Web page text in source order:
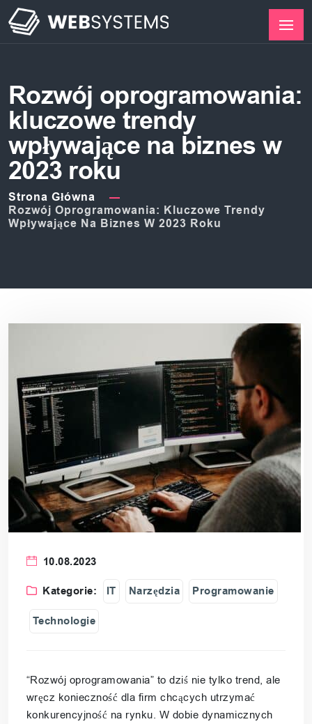
Rozwój oprogramowania:
kluczowe trendy
wpływające na biznes w
2023 roku
Strona Główna
Rozwój Oprogramowania: Kluczowe Trendy
Wpływające Na Biznes W 2023 Roku
10.08.2023
Kategorie:
IT Narzędzia Programowanie
Technologie
“Rozwój oprogramowania” to dziś nie tylko trend, ale
wręcz konieczność dla firm chcących utrzymać
konkurencyjność na rynku. W dobie dynamicznych